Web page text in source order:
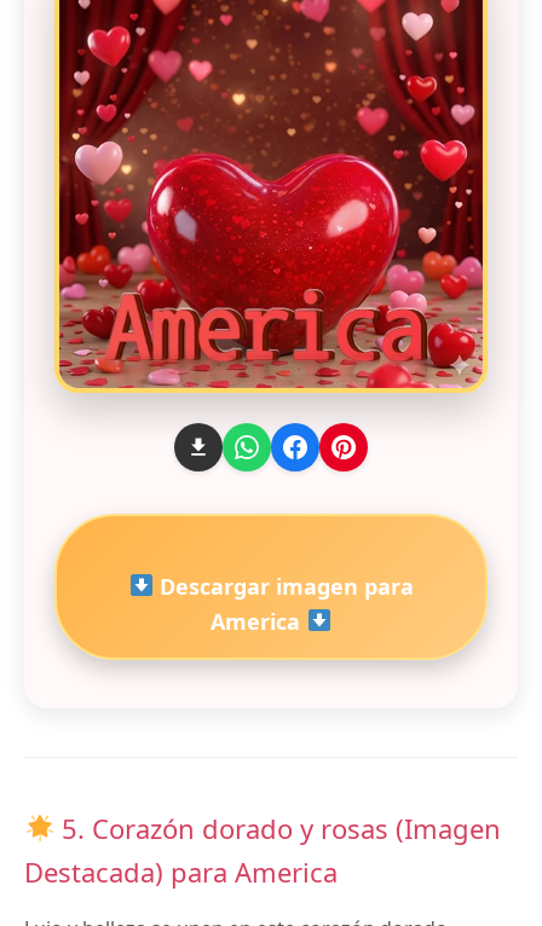
Descargar imagen para
America
5. Corazón dorado y rosas (Imagen
Destacada) para America